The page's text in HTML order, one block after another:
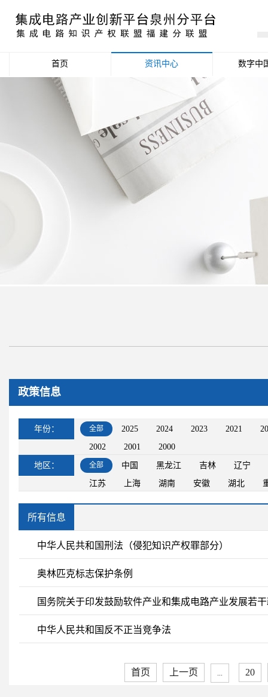
首页 资讯中心
政策信息
活动公告
数据统计分析
数字中
政策信息
年份： 全部 2025 2024 2023 2021
2002
2001 2000
地区： 全部 中国 黑龙江 吉林
辽宁
江苏
上海 湖南 安徽 湖北
所有信息
中华人民共和国刑法（侵犯知识产权罪部分）
奥林匹克标志保护条例
国务院关于印发鼓励软件产业和集成电路产业发展若
中华人民共和国反不正当竞争法
首页 上一页 ... 20